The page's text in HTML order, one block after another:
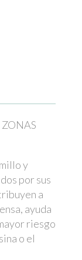
y
por sus
a
ayuda
riesgo
o el